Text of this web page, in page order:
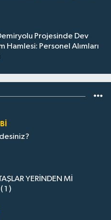
Projesinde Dev
Hamlesi: Personel Alımları
YERİNDEN Mİ
1 )